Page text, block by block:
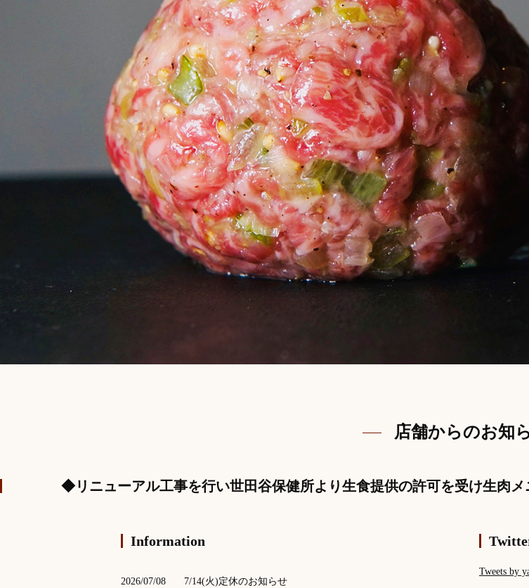
店舗からのお知
◆リニューアル工事を行い世田谷保健所より生食提供の許可を受け生肉
Information
2026/07/08 7/14(火)定休のお知らせ
Tweets by